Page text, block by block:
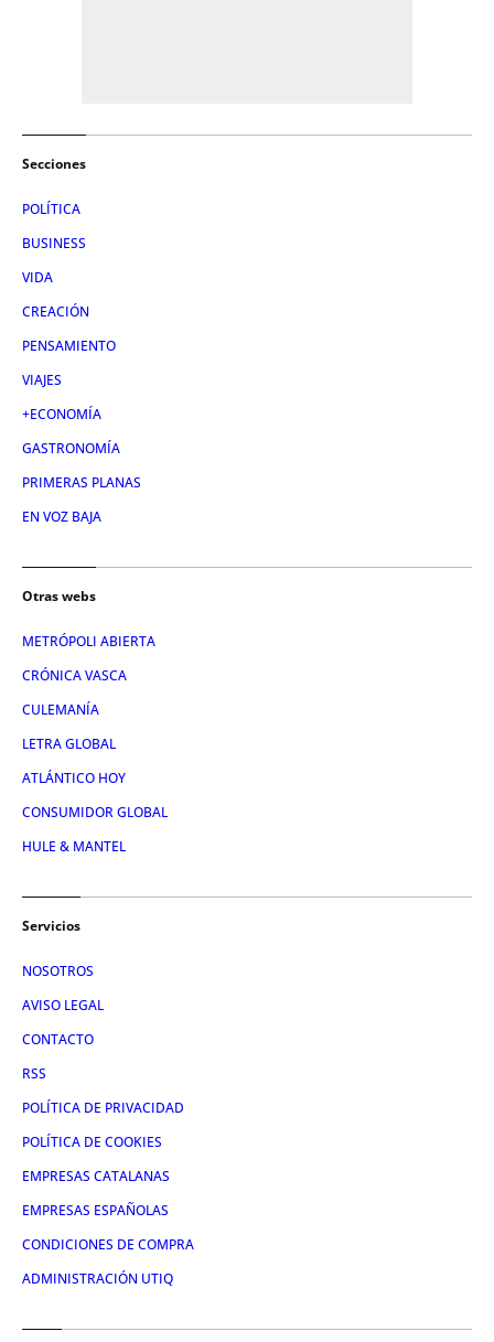
Secciones
POLÍTICA
BUSINESS
VIDA
CREACIÓN
PENSAMIENTO
VIAJES
+ECONOMÍA
GASTRONOMÍA
PRIMERAS PLANAS
EN VOZ BAJA
Otras webs
METRÓPOLI ABIERTA
CRÓNICA VASCA
CULEMANÍA
LETRA GLOBAL
ATLÁNTICO HOY
CONSUMIDOR GLOBAL
HULE & MANTEL
Servicios
NOSOTROS
AVISO LEGAL
CONTACTO
RSS
POLÍTICA DE PRIVACIDAD
POLÍTICA DE COOKIES
EMPRESAS CATALANAS
EMPRESAS ESPAÑOLAS
CONDICIONES DE COMPRA
ADMINISTRACIÓN UTIQ